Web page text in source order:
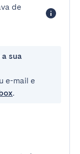
de
sua
e-mail e
.